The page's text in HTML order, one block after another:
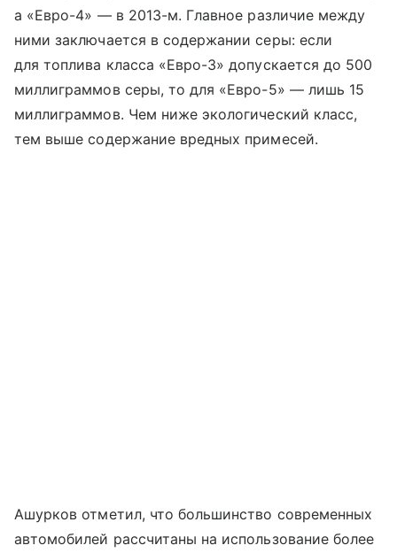
а «Евро-4» — в 2013-м. Главное различие между
ними заключается в содержании серы: если
для топлива класса «Евро-3» допускается до 500
миллиграммов серы, то для «Евро-5» — лишь 15
миллиграммов. Чем ниже экологический класс,
тем выше содержание вредных примесей.
Ашурков отметил, что большинство современных
автомобилей рассчитаны на использование более